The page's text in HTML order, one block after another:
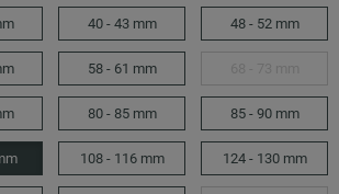
40 - 43 mm 48 - 52 mm
58 - 61 mm
80 - 85 mm 85 - 90 mm
108 - 116 mm 124 - 130 mm